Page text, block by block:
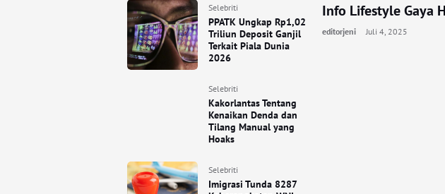
Selebriti
PPATK Ungkap Rp1,02
Triliun Deposit Ganjil
Terkait Piala Dunia
2026
Selebriti
Kakorlantas Tentang
Kenaikan Denda dan
Tilang Manual yang
Hoaks
Selebriti
Imigrasi Tunda 8287
Info Lifestyle Gaya
editorjeni Juli 4, 2025